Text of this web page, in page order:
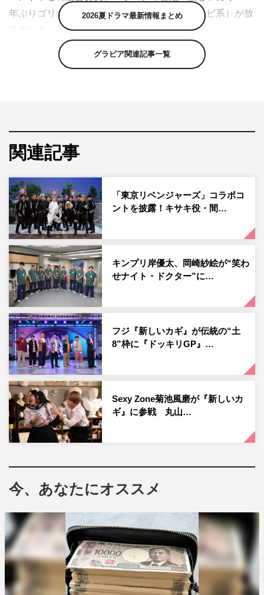
年ぶりゴリエ復活コント3時間SP』（フジテレビ系）が放
今回の放送は、レギュラーメンバーに加え、岡崎紗絵、岸
優太（King & Prince）、ゴリ（ガレッジセール）、鷲見玲
3時間SPならではの特別企画「バカイジin箱根 真夏のギ
ャンブル祭り」では、1日だけの休暇を与えられたという
設定で、バカイジ（松尾）らがいつものコントを飛び出
し、松尾の地元・箱根でメンバーが大暴れする。
定番コント「ギリギリセーフ〜ゾンビに甘噛みされた
男〜」「運命の出会い」をはじめ、久しぶりの「ウーザー
イーツ」には新キャラも登場。映画「東京リベンジャー
2026夏ドラマ最新情報まとめ
グラビア関連記事一覧
関連記事
「東京リベンジャーズ」コラボコ
ントを披露！キサキ役・間…
キンプリ岸優太、岡崎紗絵が“笑わ
せナイト・ドクター”に…
フジ『新しいカギ』が伝統の“土
8”枠に『ドッキリGP』…
Sexy Zone菊池風磨が『新しいカ
ギ』に参戦 丸山…
今、あなたにオススメ